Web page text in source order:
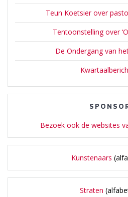
Teun Koetsier over
Tentoonstelling over
De Ondergang van
Bezoek ook de websites
Kunstenaars
Straten